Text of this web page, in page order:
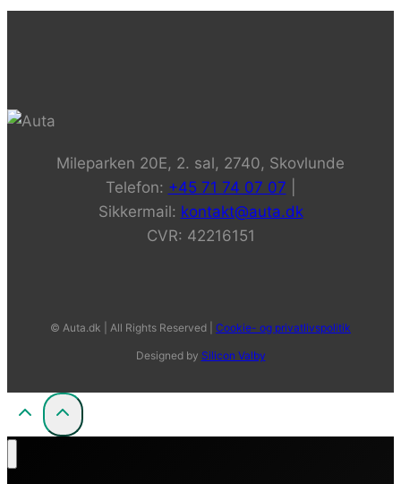
Mileparken 20E, 2. sal, 2740, Skovlunde
Telefon: +45 71 74 07 07
Sikkermail: kontakt@auta.dk
CVR: 42216151
© Auta.dk | All Rights Reserved | Cookie- og privatlivspolitik
Designed by Silicon Valby